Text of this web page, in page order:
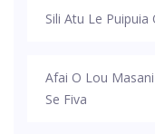
Sili Atu Le Puipuia
Afai O Lou
Se Fiva